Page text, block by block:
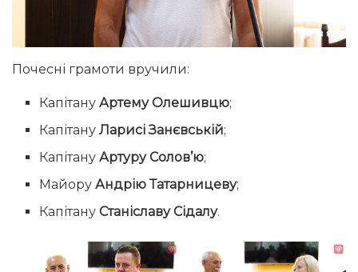
Почесні грамоти вручили:
КапітануАртему Олешивцю;
КапітануЛарисі Занєвській;
КапітануАртуру Солов’ю;
МайоруАндрію Татарницеву;
КапітануСтаніславу Сідалу.